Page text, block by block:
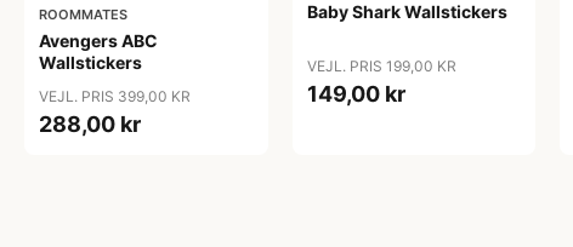
ROOMMATES
Avengers ABC
Wallstickers
VEJL. PRIS 399,00 KR
288,00 kr
Baby Shark Wallstickers
VEJL. PRIS 199,00 KR
149,00 kr